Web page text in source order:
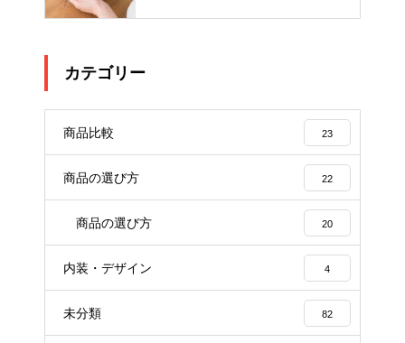
カテゴリー
商品比較 23
商品の選び方 22
商品の選び方 20
内装・デザイン 4
未分類 82